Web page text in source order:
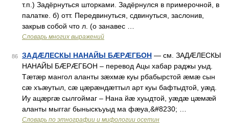
т.п.) Задёрнуться шторками. Задёрнулся в примерочной, в
палатке. б) отт. Передвинуться, сдвинуться, заслонив,
закрыв собой что л. (о занавес …
Словарь многих выражений
86 ЗАДÆЛЕСКЫ НАНАЙЫ БÆРÆГБОН — см. ЗАДÆЛЕСКЫ
НАНАЙЫ БÆРÆГБОН – перевод Ацы хабар раджы уыд.
Тæтæр мангол аланты зæхмæ куы рбабырстой æмæ сын
сæ хъæутыл, сæ цæрæндæттыл арт куы бафтыдтой, уæд.
Иу ацæргæ сылгоймаг – Нана йæ хуыдтой, уæдæ цæмæй
аланты мыггаг быныскъуыд ма фæуа,&#8230; …
Словарь по этнографии и мифологии осетин